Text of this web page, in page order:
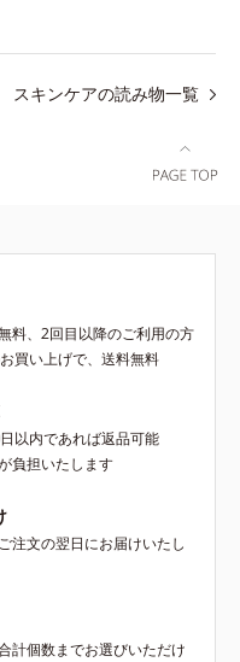
スキンケアの読み物一覧
料、2回目以降のご利用の方
買い上げで、送料無料
以内であれば返品可能
負担いたします
注文の翌日にお届けいたし
計個数までお選びいただけ